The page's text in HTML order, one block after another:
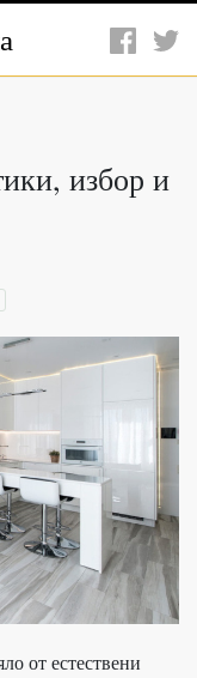
избор и
от естествени